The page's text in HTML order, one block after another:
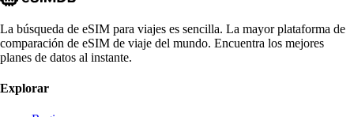
La búsqueda de eSIM para viajes es sencilla. La mayor plataforma de
comparación de eSIM de viaje del mundo. Encuentra los mejores
planes de datos al instante.
Explorar